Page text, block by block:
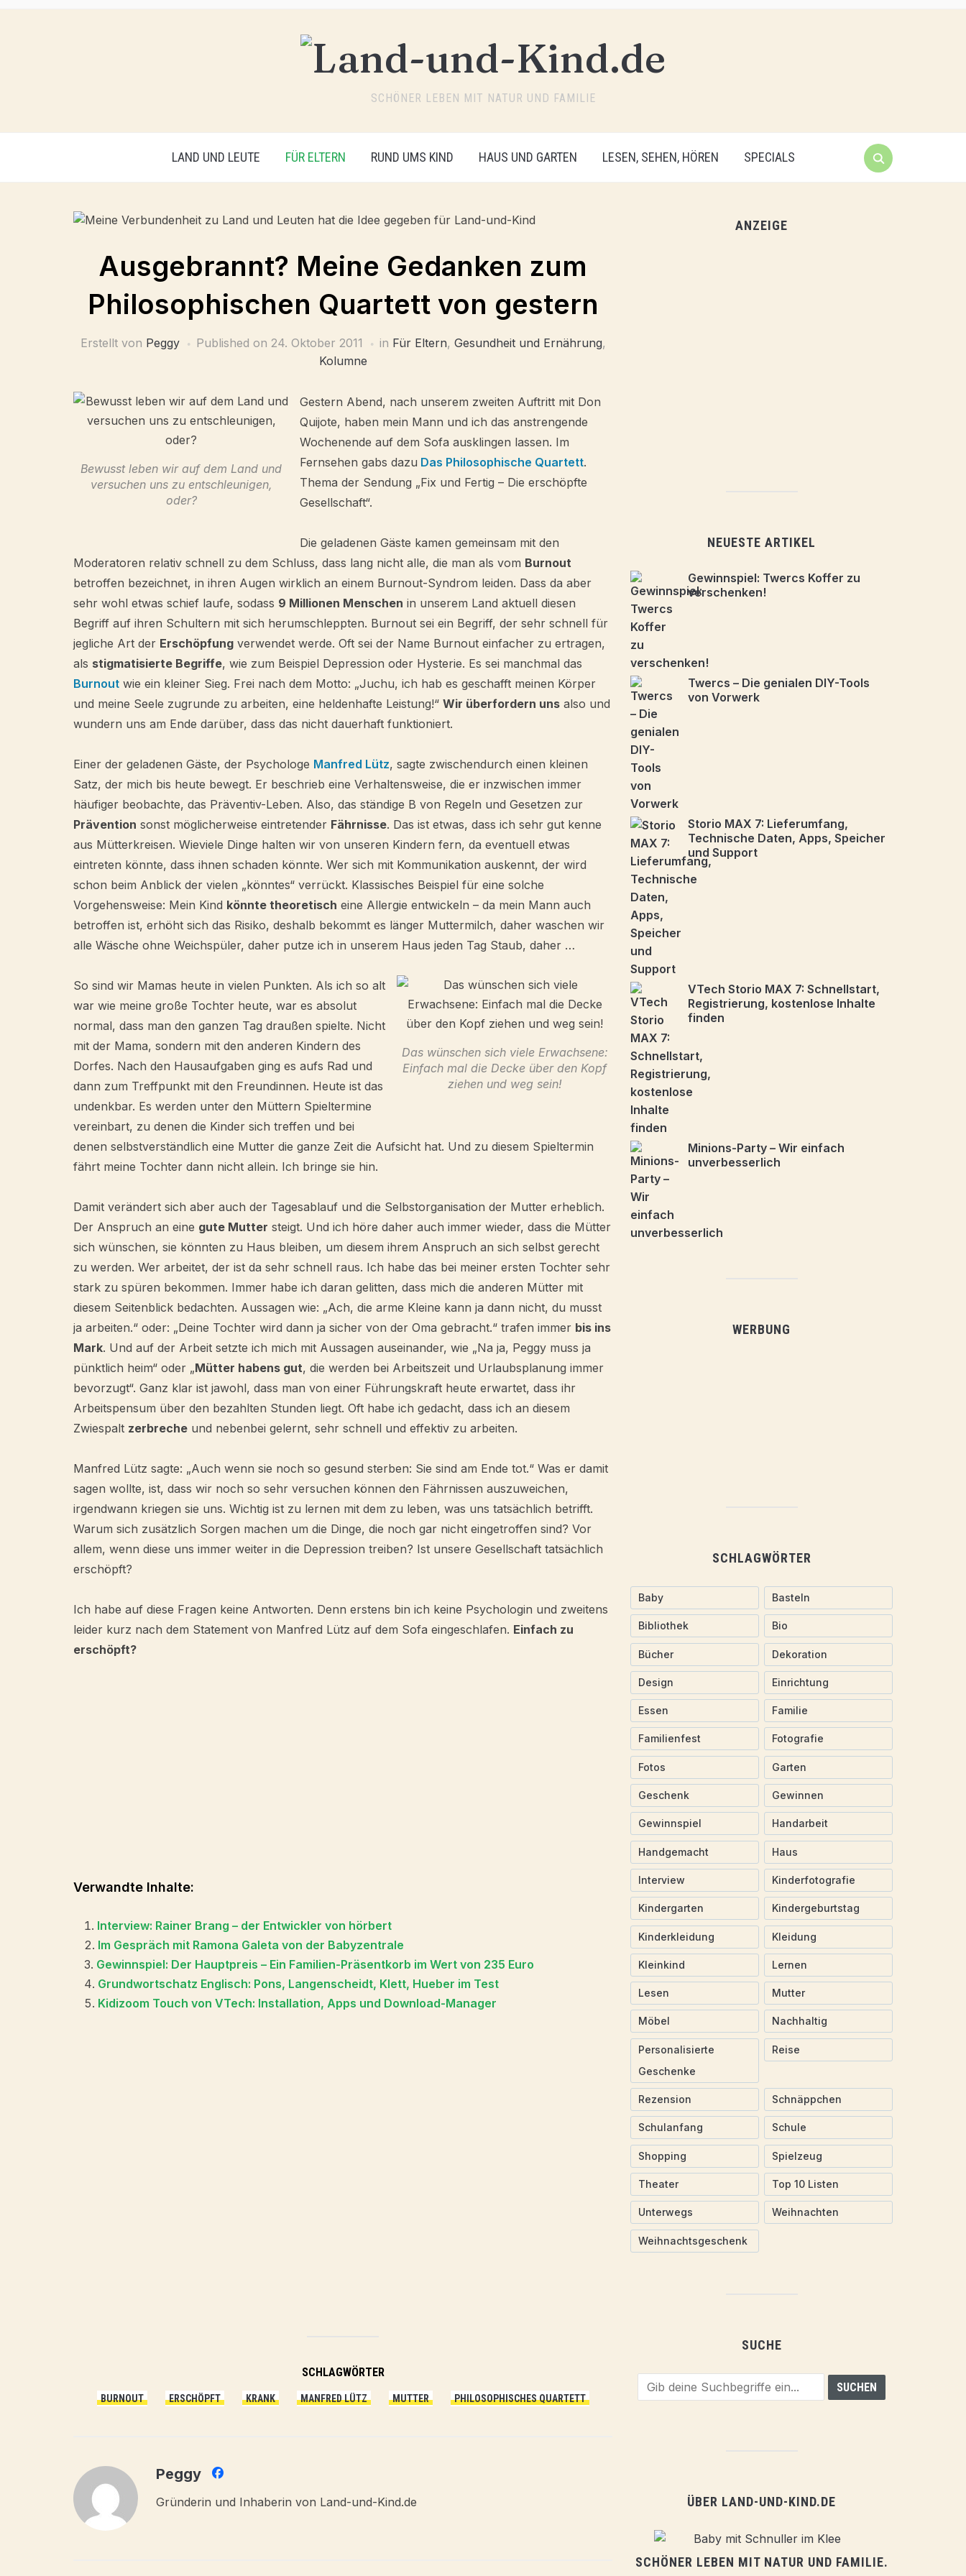
SCHÖNER LEBEN MIT NATUR UND FAMILIE
LAND UND LEUTE FÜR ELTERN RUND UMS KIND HAUS UND GARTEN LESEN, SEHEN, HÖREN SPECIALS
Ausgebrannt? Meine Gedanken zum
Philosophischen Quartett von gestern
Erstellt von Peggy Published on 24. Oktober 2011 in Für Eltern, Gesundheit und Ernährung,
Kolumne
Bewusst leben wir auf dem Land und
versuchen uns zu entschleunigen,
oder?
Gestern Abend, nach unserem zweiten Auftritt mit Don
Quijote, haben mein Mann und ich das anstrengende
Wochenende auf dem Sofa ausklingen lassen. Im
Fernsehen gabs dazu Das Philosophische Quartett.
Thema der Sendung „Fix und Fertig – Die erschöpfte
Gesellschaft“.
Die geladenen Gäste kamen gemeinsam mit den
Moderatoren relativ schnell zu dem Schluss, dass lang nicht alle, die man als vom Burnout
betroffen bezeichnet, in ihren Augen wirklich an einem Burnout-Syndrom leiden. Dass da aber
sehr wohl etwas schief laufe, sodass 9 Millionen Menschen in unserem Land aktuell diesen
Begriff auf ihren Schultern mit sich herumschleppten. Burnout sei ein Begriff, der sehr schnell für
jegliche Art der Erschöpfung verwendet werde. Oft sei der Name Burnout einfacher zu ertragen,
als stigmatisierte Begriffe, wie zum Beispiel Depression oder Hysterie. Es sei manchmal das
Burnout wie ein kleiner Sieg. Frei nach dem Motto: „Juchu, ich hab es geschafft meinen Körper
und meine Seele zugrunde zu arbeiten, eine heldenhafte Leistung!“ Wir überfordern uns also und
wundern uns am Ende darüber, dass das nicht dauerhaft funktioniert.
Einer der geladenen Gäste, der Psychologe Manfred Lütz, sagte zwischendurch einen kleinen
Satz, der mich bis heute bewegt. Er beschrieb eine Verhaltensweise, die er inzwischen immer
häufiger beobachte, das Präventiv-Leben. Also, das ständige B von Regeln und Gesetzen zur
Prävention sonst möglicherweise eintretender Fährnisse. Das ist etwas, dass ich sehr gut kenne
aus Mütterkreisen. Wieviele Dinge halten wir von unseren Kindern fern, da eventuell etwas
eintreten könnte, dass ihnen schaden könnte. Wer sich mit Kommunikation auskennt, der wird
schon beim Anblick der vielen „könntes“ verrückt. Klassisches Beispiel für eine solche
Vorgehensweise: Mein Kind könnte theoretisch eine Allergie entwickeln – da mein Mann auch
betroffen ist, erhöht sich das Risiko, deshalb bekommt es länger Muttermilch, daher waschen wir
alle Wäsche ohne Weichspüler, daher putze ich in unserem Haus jeden Tag Staub, daher …
Das wünschen sich viele Erwachsene:
Einfach mal die Decke über den Kopf
ziehen und weg sein!
So sind wir Mamas heute in vielen Punkten. Als ich so alt
war wie meine große Tochter heute, war es absolut
normal, dass man den ganzen Tag draußen spielte. Nicht
mit der Mama, sondern mit den anderen Kindern des
Dorfes. Nach den Hausaufgaben ging es aufs Rad und
dann zum Treffpunkt mit den Freundinnen. Heute ist das
undenkbar. Es werden unter den Müttern Spieltermine
vereinbart, zu denen die Kinder sich treffen und bei
denen selbstverständlich eine Mutter die ganze Zeit die Aufsicht hat. Und zu diesem Spieltermin
fährt meine Tochter dann nicht allein. Ich bringe sie hin.
Damit verändert sich aber auch der Tagesablauf und die Selbstorganisation der Mutter erheblich.
Der Anspruch an eine gute Mutter steigt. Und ich höre daher auch immer wieder, dass die Mütter
sich wünschen, sie könnten zu Haus bleiben, um diesem ihrem Anspruch an sich selbst gerecht
zu werden. Wer arbeitet, der ist da sehr schnell raus. Ich habe das bei meiner ersten Tochter sehr
stark zu spüren bekommen. Immer habe ich daran gelitten, dass mich die anderen Mütter mit
diesem Seitenblick bedachten. Aussagen wie: „Ach, die arme Kleine kann ja dann nicht, du musst
ja arbeiten.“ oder: „Deine Tochter wird dann ja sicher von der Oma gebracht.“ trafen immer bis ins
Mark. Und auf der Arbeit setzte ich mich mit Aussagen auseinander, wie „Na ja, Peggy muss ja
pünktlich heim“ oder „Mütter habens gut, die werden bei Arbeitszeit und Urlaubsplanung immer
bevorzugt“. Ganz klar ist jawohl, dass man von einer Führungskraft heute erwartet, dass ihr
Arbeitspensum über den bezahlten Stunden liegt. Oft habe ich gedacht, dass ich an diesem
Zwiespalt zerbreche und nebenbei gelernt, sehr schnell und effektiv zu arbeiten.
Manfred Lütz sagte: „Auch wenn sie noch so gesund sterben: Sie sind am Ende tot.“ Was er damit
sagen wollte, ist, dass wir noch so sehr versuchen können den Fährnissen auszuweichen,
irgendwann kriegen sie uns. Wichtig ist zu lernen mit dem zu leben, was uns tatsächlich betrifft.
Warum sich zusätzlich Sorgen machen um die Dinge, die noch gar nicht eingetroffen sind? Vor
allem, wenn diese uns immer weiter in die Depression treiben? Ist unsere Gesellschaft tatsächlich
erschöpft?
Ich habe auf diese Fragen keine Antworten. Denn erstens bin ich keine Psychologin und zweitens
leider kurz nach dem Statement von Manfred Lütz auf dem Sofa eingeschlafen. Einfach zu
erschöpft?
Verwandte Inhalte:
Interview: Rainer Brang – der Entwickler von hörbert
Im Gespräch mit Ramona Galeta von der Babyzentrale
Gewinnspiel: Der Hauptpreis – Ein Familien-Präsentkorb im Wert von 235 Euro
Grundwortschatz Englisch: Pons, Langenscheidt, Klett, Hueber im Test
Kidizoom Touch von VTech: Installation, Apps und Download-Manager
SCHLAGWÖRTER
BURNOUT ERSCHÖPFT KRANK MANFRED LÜTZ MUTTER PHILOSOPHISCHES QUARTETT
Peggy
Gründerin und Inhaberin von Land-und-Kind.de
ANZEIGE
NEUESTE ARTIKEL
Gewinnspiel: Twercs Koffer zu
verschenken!
Twercs – Die genialen DIY-Tools
von Vorwerk
Storio MAX 7: Lieferumfang,
Technische Daten, Apps, Speicher
und Support
VTech Storio MAX 7: Schnellstart,
Registrierung, kostenlose Inhalte
finden
Minions-Party – Wir einfach
unverbesserlich
WERBUNG
SCHLAGWÖRTER
Baby Basteln
Bibliothek Bio
Bücher Dekoration
Design Einrichtung
Essen Familie
Familienfest Fotografie
Fotos Garten
Geschenk Gewinnen
Gewinnspiel Handarbeit
Handgemacht Haus
Interview Kinderfotografie
Kindergarten Kindergeburtstag
Kinderkleidung Kleidung
Kleinkind Lernen
Lesen Mutter
Möbel Nachhaltig
Personalisierte
Geschenke
Reise
Rezension Schnäppchen
Schulanfang Schule
Shopping Spielzeug
Theater Top 10 Listen
Unterwegs Weihnachten
Weihnachtsgeschenk
SUCHE
ÜBER LAND-UND-KIND.DE
SCHÖNER LEBEN MIT NATUR UND FAMILIE.